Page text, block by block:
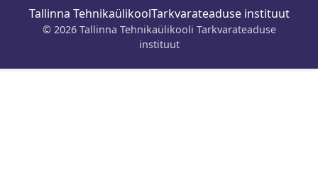
Tallinna TehnikaülikoolTarkvarateaduse instituut
© 2026 Tallinna Tehnikaülikooli Tarkvarateaduse
instituut